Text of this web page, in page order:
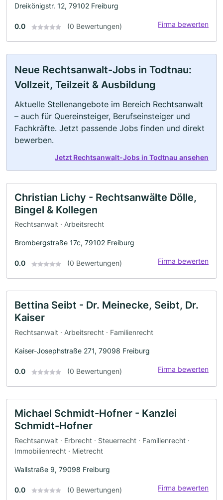
Dreikönigstr. 12, 79102 Freiburg
0.0 (0 Bewertungen) Firma bewerten
Neue Rechtsanwalt-Jobs in Todtnau:
Vollzeit, Teilzeit & Ausbildung
Aktuelle Stellenangebote im Bereich Rechtsanwalt
– auch für Quereinsteiger, Berufseinsteiger und
Fachkräfte. Jetzt passende Jobs finden und direkt
bewerben.
Jetzt Rechtsanwalt-Jobs in Todtnau ansehen
Christian Lichy - Rechtsanwälte Dölle,
Bingel & Kollegen
Rechtsanwalt · Arbeitsrecht
Brombergstraße 17c, 79102 Freiburg
0.0 (0 Bewertungen) Firma bewerten
Bettina Seibt - Dr. Meinecke, Seibt, Dr.
Kaiser
Rechtsanwalt · Arbeitsrecht · Familienrecht
Kaiser-Josephstraße 271, 79098 Freiburg
0.0 (0 Bewertungen) Firma bewerten
Michael Schmidt-Hofner - Kanzlei
Schmidt-Hofner
Rechtsanwalt · Erbrecht · Steuerrecht · Familienrecht ·
Immobilienrecht · Mietrecht
Wallstraße 9, 79098 Freiburg
0.0 (0 Bewertungen) Firma bewerten